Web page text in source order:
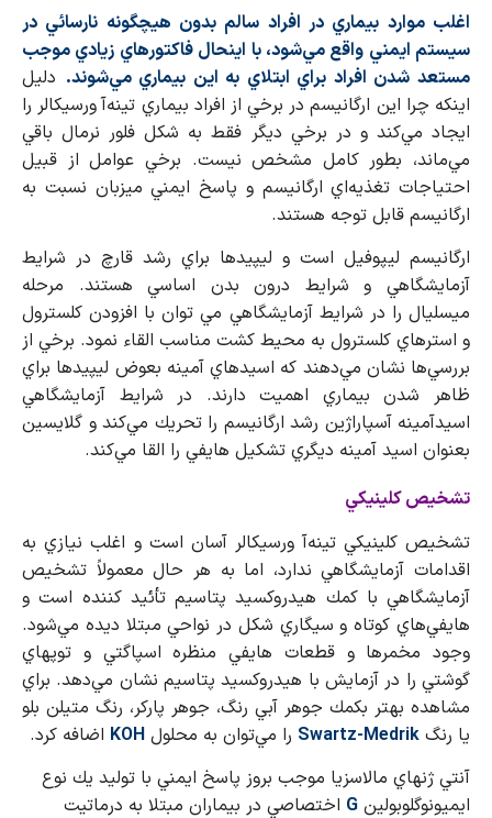
اغلب موارد بيماري در افراد سالم بدون هيچگونه نارسائي در
سيستم ايمني واقع مي‌شود، با اينحال فاكتورهاي زيادي موجب
مستعد شدن افراد براي ابتلاي به اين بيماري مي‌شوند. دليل
اينكه چرا اين ارگانيسم در برخي از افراد بيماري تينه‌آ ورسيكالر را
ايجاد مي‌كند و در برخي ديگر فقط به شكل فلور نرمال باقي
مي‌ماند، بطور كامل مشخص نيست. برخي عوامل از قبيل
احتياجات تغذيه‌اي ارگانيسم و پاسخ ايمني ميزبان نسبت به
ارگانيسم قابل توجه هستند.
ارگانيسم ليپوفيل است و ليپيدها براي رشد قارچ در شرایط
آزمايشگاهي و شرایط درون بدن اساسي هستند. مرحله
ميسليال را در شرایط آزمايشگاهي مي توان با افزودن كلسترول
و استرهاي كلسترول به محيط كشت مناسب القاء نمود. برخي از
بررسي‌ها نشان مي‌دهند كه اسيدهاي آمينه بعوض ليپيدها براي
ظاهر شدن بيماري اهميت دارند. در شرایط آزمايشگاهي
اسيدآمينه آسپاراژين رشد ارگانيسم را تحريك مي‌كند و گلايسين
بعنوان اسيد آمينه ديگري تشكيل هايفي را القا مي‌كند.
تشخيص كلينيكي
تشخيص كلينيكي تينه‌آ ورسيكالر آسان است و اغلب نيازي به
اقدامات آزمايشگاهي ندارد، اما به هر حال معمولاً تشخيص
آزمايشگاهي با كمك هيدروكسيد پتاسيم تأئيد كننده است و
هايفي‌هاي كوتاه و سيگاري شكل در نواحي مبتلا ديده مي‌شود.
وجود مخمرها و قطعات هايفي منظره اسپاگتي و توپهاي
گوشتي را در آزمايش با هيدروكسيد پتاسيم نشان مي‌دهد. براي
مشاهده بهتر بكمك جوهر آبي رنگ، جوهر پاركر، رنگ متيلن بلو
يا رنگ Swartz-Medrik را مي‌توان به محلول KOH اضافه كرد.
آنتي ژنهاي مالاسزيا موجب بروز پاسخ ايمني با توليد يك نوع
ايميونوگلوبولين G اختصاصي در بيماران مبتلا به درماتيت